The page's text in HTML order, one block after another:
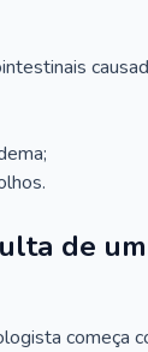
de um
começa